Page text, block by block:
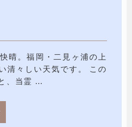
晴。福岡・二見ヶ浦の上
清々しい天気です。 この
、当霊 …